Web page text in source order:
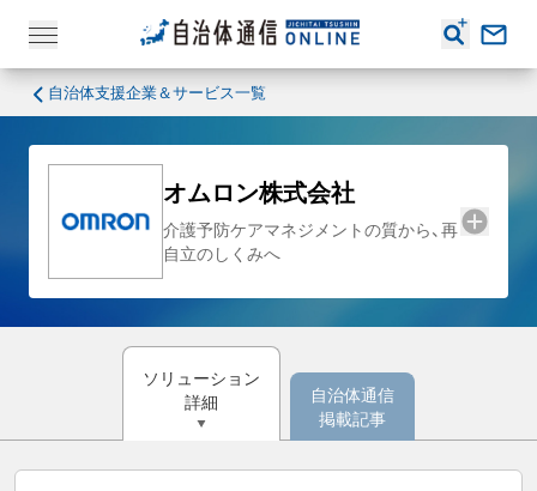
自治体支援企業＆サービス一覧
オムロン株式会社
介護予防ケアマネジメントの質から、再
自立のしくみへ
ソリューション
詳細
自治体通信
掲載記事